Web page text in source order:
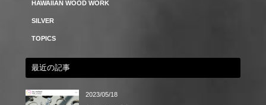
HAWAIIAN WOOD WORK
SILVER
TOPICS
最近の記事
2023/05/18